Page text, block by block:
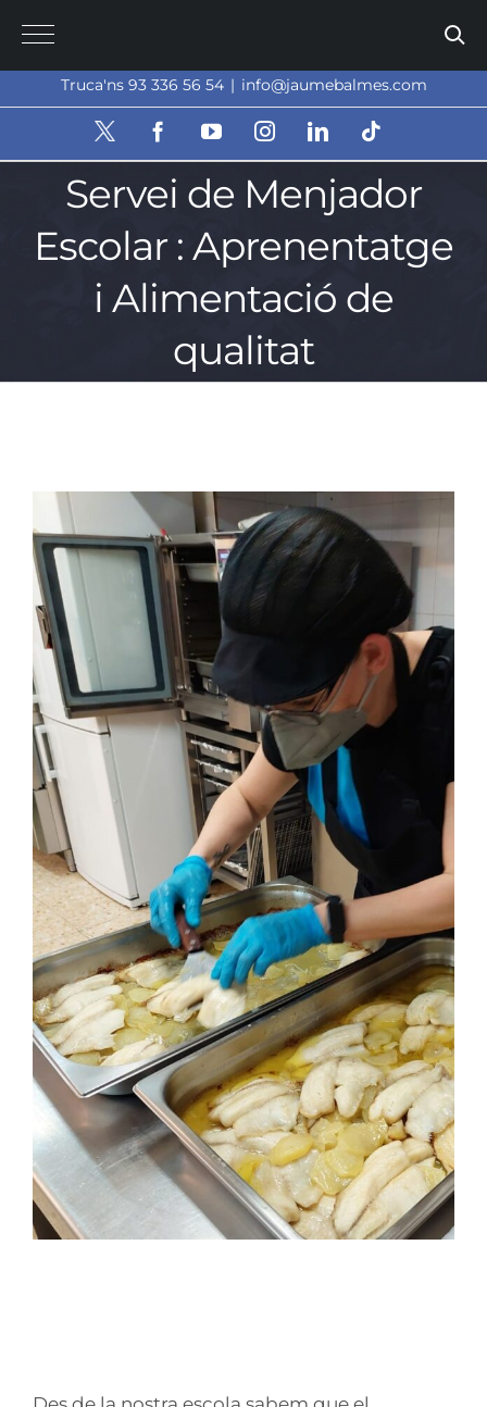
contentTruca'ns 93 336 56 54 | info@jaumebalmes.com
X FacebookYouTubeInstagramLinkedInTiktok
Servei de Menjador
Escolar : Aprenentatge
i Alimentació de
qualitat
View
Larger
Image